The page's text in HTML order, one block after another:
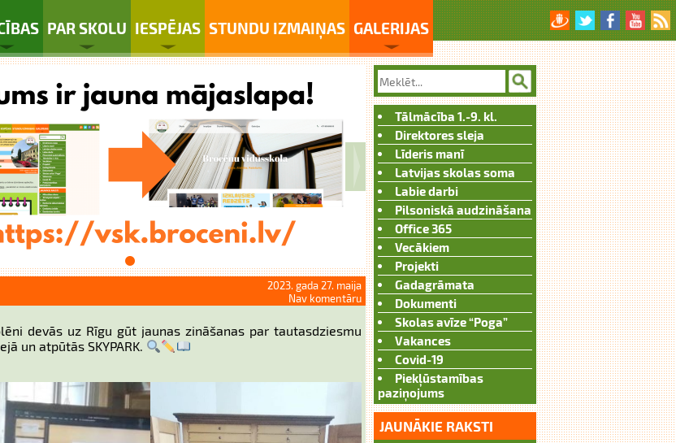
PAR SKOLU IESPĒJAS STUNDU IZMAIŅAS GALERIJAS
2023. gada 27. maija
Nav komentāru
devās uz Rīgu gūt jaunas zināšanas par tautasdziesmu
un atpūtās SKYPARK.
Tālmācība 1.-9. kl.
Direktores sleja
Līderis manī
Latvijas skolas soma
Labie darbi
Pilsoniskā audzināšana
Office 365
Vecākiem
Projekti
Gadagrāmata
Dokumenti
Skolas avīze “Poga”
Vakances
Covid-19
Piekļūstamības
paziņojums
JAUNĀKIE RAKSTI